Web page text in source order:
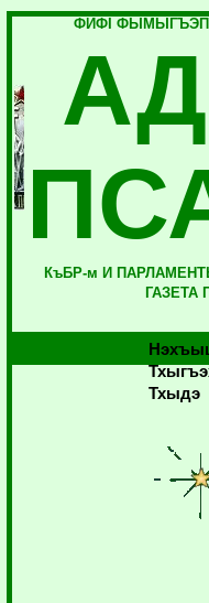
ФИФI
КъБР-м И
ГАЗЕТА
Тхыдэ